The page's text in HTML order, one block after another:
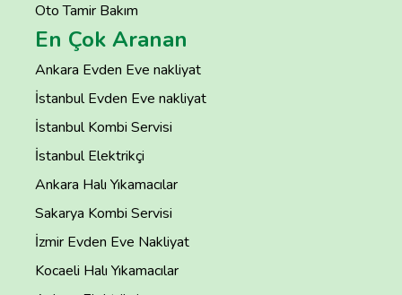
Oto Tamir Bakım
En Çok Aranan
Ankara Evden Eve nakliyat
İstanbul Evden Eve nakliyat
İstanbul Kombi Servisi
İstanbul Elektrikçi
Ankara Halı Yıkamacılar
Sakarya Kombi Servisi
İzmir Evden Eve Nakliyat
Kocaeli Halı Yıkamacılar